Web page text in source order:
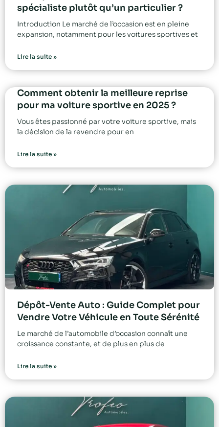
spécialiste plutôt qu’un particulier ?
Introduction Le marché de l’occasion est en pleine
expansion, notamment pour les voitures sportives et
Lire la suite »
Comment obtenir la meilleure reprise
pour ma voiture sportive en 2025 ?
Vous êtes passionné par votre voiture sportive, mais
la décision de la revendre pour en
Lire la suite »
Dépôt-Vente Auto : Guide Complet pour
Vendre Votre Véhicule en Toute Sérénité
Le marché de l’automobile d’occasion connaît une
croissance constante, et de plus en plus de
Lire la suite »